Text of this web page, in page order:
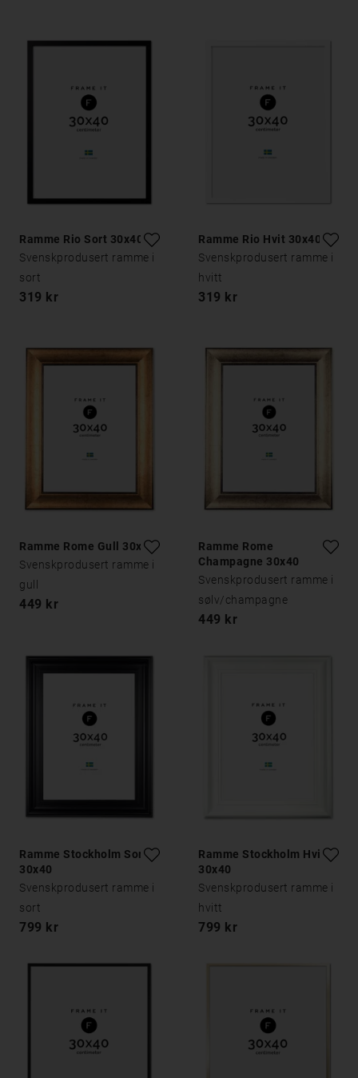
Ramme Rio Sort 30x40
Svenskprodusert ramme i
sort
319 kr
Ramme Rio Hvit 30x40
Svenskprodusert ramme i
hvitt
319 kr
Ramme Rome Gull 30x40
Svenskprodusert ramme i
gull
449 kr
Ramme Rome
Champagne 30x40
Svenskprodusert ramme i
sølv/champagne
449 kr
Ramme Stockholm Sort
30x40
Svenskprodusert ramme i
sort
799 kr
Ramme Stockholm Hvit
30x40
Svenskprodusert ramme i
hvitt
799 kr